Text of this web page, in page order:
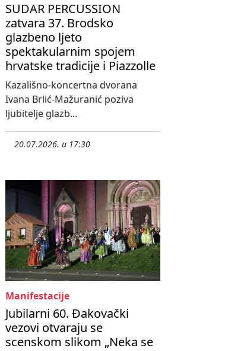
SUDAR PERCUSSION
zatvara 37. Brodsko
glazbeno ljeto
spektakularnim spojem
hrvatske tradicije i Piazzolle
Kazališno-koncertna dvorana
Ivana Brlić-Mažuranić poziva
ljubitelje glazb...
20.07.2026. u 17:30
Manifestacije
Jubilarni 60. Đakovački
vezovi otvaraju se
scenskom slikom „Neka se